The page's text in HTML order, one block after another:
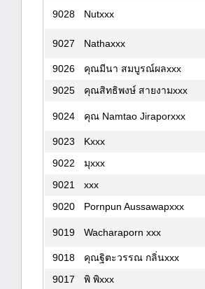
9028 Nutxxx
9027 Nathaxxx
9026
คุณมีนา สมบูรณ์ผลxxx
9025
คุณสิทธิพงษ์ สายงามxxx
9024 คุณ Namtao Jiraporxxx
9023
Kxxx
9022
มุxxx
9021
xxx
9020
Pornpun Aussawapxxx
9019 Wacharaporn xxx
9018
คุณฐิตะวรรณ กลิ่นxxx
9017
พิ พิxxx